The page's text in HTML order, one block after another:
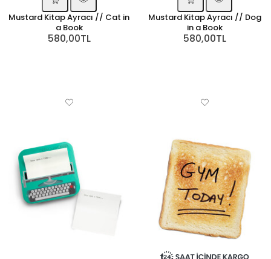
Mustard Kitap Ayracı // Cat in
a Book
580,00TL
Mustard Kitap Ayracı // Dog
in a Book
580,00TL